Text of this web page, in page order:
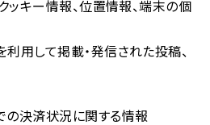
ッキー情報、位置情報、端末の個
用して掲載・発信された投稿、
の決済状況に関する情報